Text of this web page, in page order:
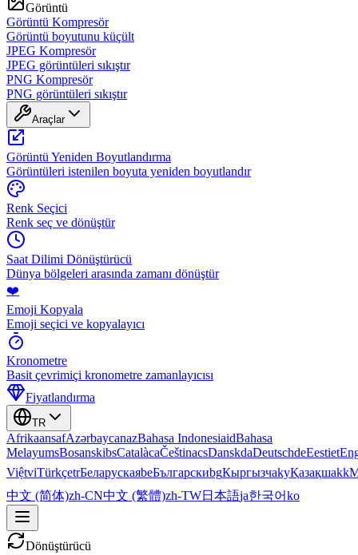
Görüntü
Görüntü Kompresör
Görüntü boyutunu küçült
JPEG Kompresör
JPEG görüntüleri sıkıştır
PNG Kompresör
PNG görüntüleri sıkıştır
Araçlar
Görüntü Yeniden Boyutlandırma
Görüntüleri istenilen boyuta yeniden boyutlandır
Renk Seçici
Renk seç ve dönüştür
Saat Dilimi Dönüştürücü
Dünya bölgeleri arasında zamanı dönüştür
❤️
Emoji Kopyala
Emoji seçici ve kopyalayıcı
Kronometre
Basit çevrimiçi kronometre zamanlayıcısı
Fiyatlandırma
TR
AfrikaansafAzərbaycanazBahasa IndonesiaidBahasa
MelayumsBosanskibsCatalàcaČeštinacsDanskdaDeutschdeEestiet
ViệtviTürkçetrБеларускаяbeБългарскиbgКыргызчаkyҚазақшаkk
中文 (简体)zh-CN中文 (繁體)zh-TW日本語ja한국어ko
Dönüştürücü